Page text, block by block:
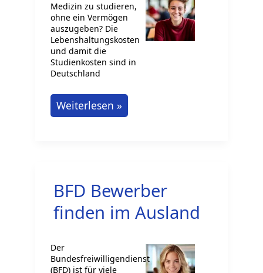
Medizin zu studieren,
ohne ein Vermögen
auszugeben? Die
Lebenshaltungskosten
und damit die
Studienkosten sind in
Deutschland
Günstig
im
Weiterlesen »
BFD Bewerber
finden im Ausland
Der
Bundesfreiwilligendienst
(BFD) ist für viele